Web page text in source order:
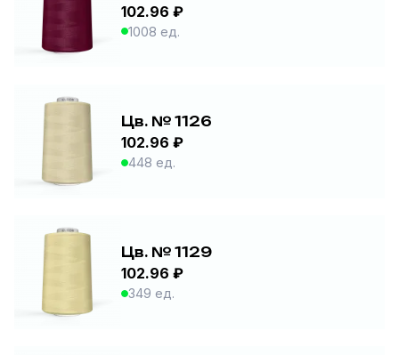
102.96 ₽
1008 ед.
Цв. № 1126
102.96 ₽
448 ед.
Цв. № 1129
102.96 ₽
349 ед.